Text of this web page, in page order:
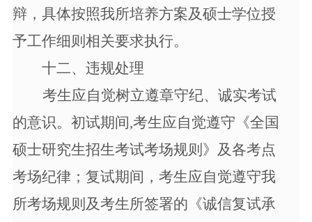
辩，具体按照我所培养方案及硕士学位授
予工作细则相关要求执行。
十二、违规处理
考生应自觉树立遵章守纪、诚实考试
的意识。初试期间,考生应自觉遵守《全国
硕士研究生招生考试考场规则》及各考点
考场纪律；复试期间，考生应自觉遵守我
所考场规则及考生所签署的《诚信复试承